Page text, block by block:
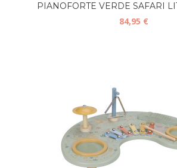
PIANOFORTE VERDE SAFARI
84,95 €